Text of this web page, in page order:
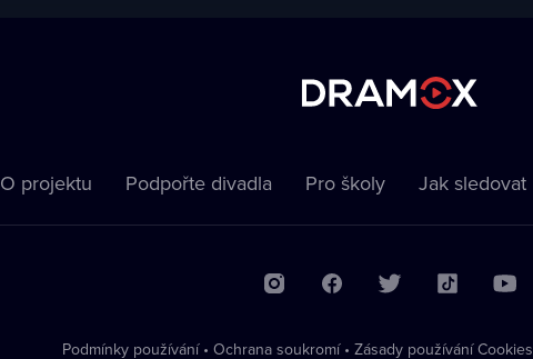
O projektu Podpořte divadla Pro školy Jak sledovat
Podmínky používání • Ochrana soukromí • Zásady používání Cookies